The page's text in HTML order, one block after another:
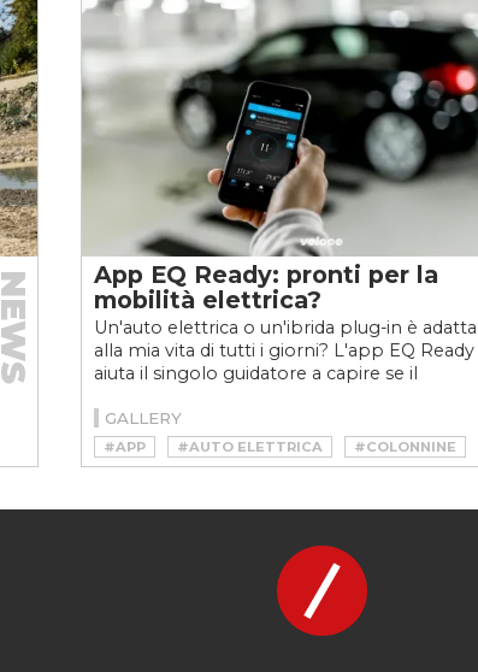
NEWS
App EQ Ready: pronti per la
mobilità elettrica?
Un'auto elettrica o un'ibrida plug-in è adatta
alla mia vita di tutti i giorni? L'app EQ Ready
aiuta il singolo guidatore a capire se il
GALLERY
#APP #AUTO ELETTRICA
#COLONNINE
#EQC
#EV
#MERCEDES